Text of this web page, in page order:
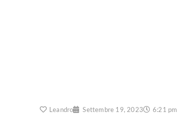
Leandro Settembre 19, 2023 6:21 pm